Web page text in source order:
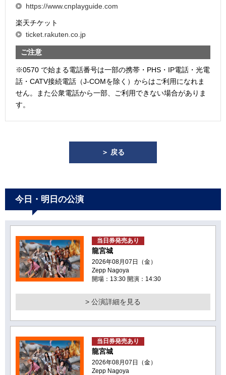
https://www.cnplayguide.com
楽天チケット
ticket.rakuten.co.jp
ご注意
※0570 で始まる電話番号は一部の携帯・PHS・IP電話・光電
話・CATV接続電話（J-COMを除く）からはご利用になれま
せん。また公衆電話から一部、ご利用できない場合がありま
す。
＞ 戻る
今日・明日の公演
当日券発売あり
龍宮城
2026年08月07日（金）
Zepp Nagoya
開場：13:30 開演：14:30
> 公演詳細を見る
当日券発売あり
龍宮城
2026年08月07日（金）
Zepp Nagoya